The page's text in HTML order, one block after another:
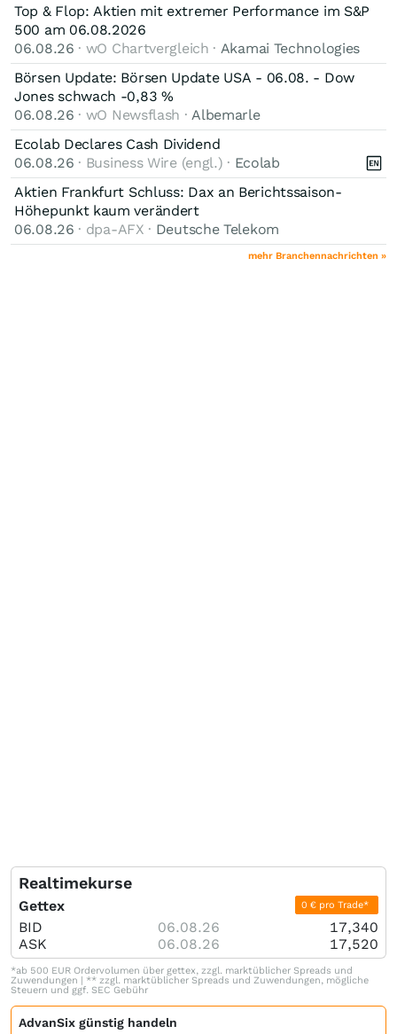
Top & Flop: Aktien mit extremer Performance im S&P
500 am 06.08.2026
06.08.26 · wO Chartvergleich · Akamai Technologies
Börsen Update: Börsen Update USA - 06.08. - Dow
Jones schwach -0,83 %
06.08.26 · wO Newsflash · Albemarle
Ecolab Declares Cash Dividend
06.08.26 · Business Wire (engl.) · Ecolab
Aktien Frankfurt Schluss: Dax an Berichtssaison-
Höhepunkt kaum verändert
06.08.26 · dpa-AFX · Deutsche Telekom
mehr Branchennachrichten »
Realtimekurse
Gettex 0 € pro Trade*
BID 06.08.26
17,340
ASK
06.08.26 17,520
*ab 500 EUR Ordervolumen über gettex, zzgl. marktüblicher Spreads und
Zuwendungen | ** zzgl. marktüblicher Spreads und Zuwendungen, mögliche
Steuern und ggf. SEC Gebühr
AdvanSix günstig handeln